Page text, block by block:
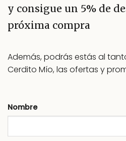
y consigue un 5% de
próxima compra
Además, podrás estás al
Cerdito Mío, las ofertas y
Nombre